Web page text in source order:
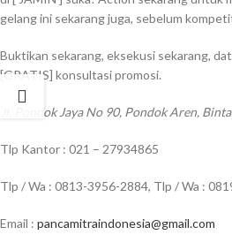
gelang ini sekarang juga, sebelum
Buktikan sekarang, eksekusi sekarang,
[GRATIS] konsultasi promosi.
Jl. Pondok Jaya No 90, Pondok Aren,
Tlp Kantor : 021 – 27934865
Tlp / Wa : 0813-3956-2884, Tlp / Wa :
Email : pancamitraindonesia@gmail.com